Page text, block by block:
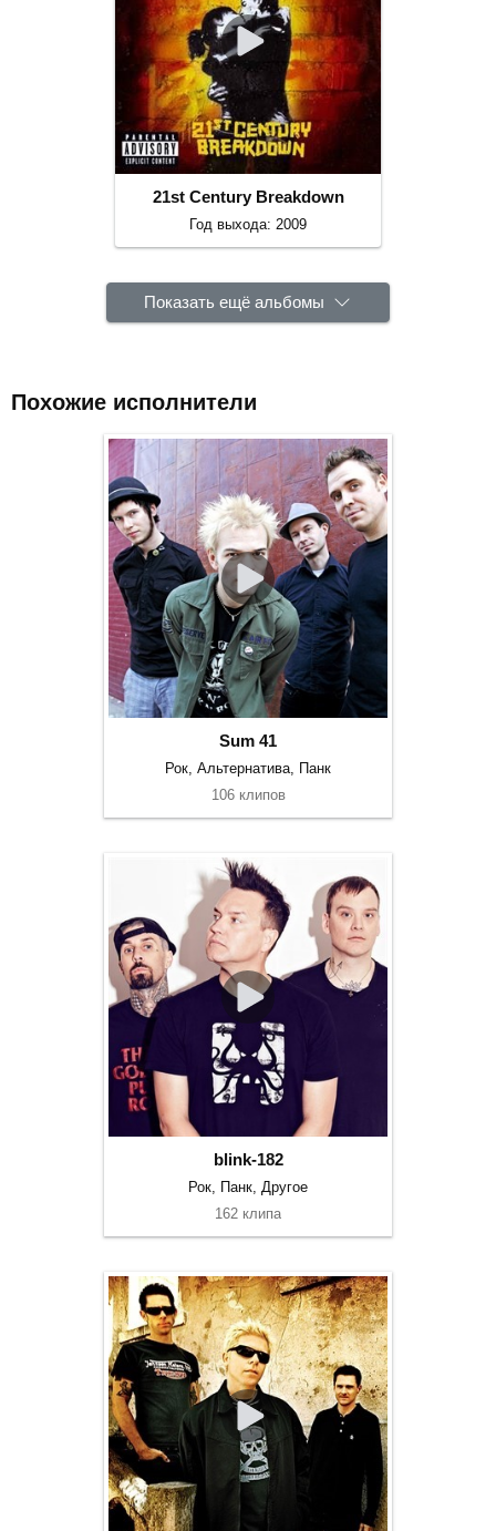
21st Century Breakdown
Год выхода: 2009
Показать ещё альбомы
Похожие исполнители
Sum 41
Рок, Альтернатива, Панк
106 клипов
blink-182
Рок, Панк, Другое
162 клипа